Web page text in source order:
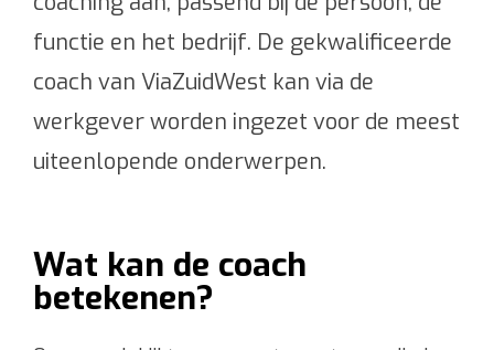
functie en het bedrijf. De gekwalificeerde
coach van ViaZuidWest kan via de
werkgever worden ingezet voor de meest
uiteenlopende onderwerpen.
Wat kan de coach
betekenen?